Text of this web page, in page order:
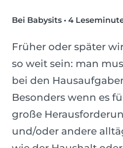
Bei Babysits • 4
Früher oder später
so weit sein: man
bei den
Besonders wenn es
große
und/oder andere